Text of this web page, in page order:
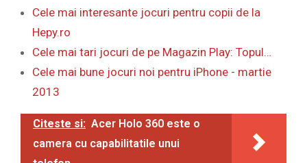
Cele mai interesante jocuri pentru copii de la
Hepy.ro
Cele mai tari jocuri de pe Magazin Play: Topul…
Cele mai bune jocuri noi pentru iPhone - martie
2013
Citeste si: Acer Holo 360 este o
camera cu capabilitatile unui